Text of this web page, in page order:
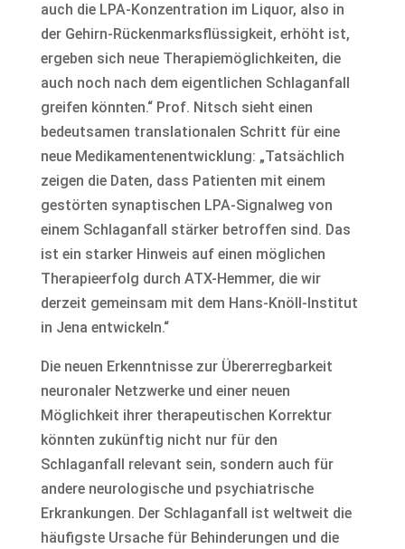
auch die LPA-Konzentration im Liquor, also in
der Gehirn-Rückenmarksflüssigkeit, erhöht ist,
ergeben sich neue Therapiemöglichkeiten, die
auch noch nach dem eigentlichen Schlaganfall
greifen könnten.“ Prof. Nitsch sieht einen
bedeutsamen translationalen Schritt für eine
neue Medikamentenentwicklung: „Tatsächlich
zeigen die Daten, dass Patienten mit einem
gestörten synaptischen LPA-Signalweg von
einem Schlaganfall stärker betroffen sind. Das
ist ein starker Hinweis auf einen möglichen
Therapieerfolg durch ATX-Hemmer, die wir
derzeit gemeinsam mit dem Hans-Knöll-Institut
in Jena entwickeln.“
Die neuen Erkenntnisse zur Übererregbarkeit
neuronaler Netzwerke und einer neuen
Möglichkeit ihrer therapeutischen Korrektur
könnten zukünftig nicht nur für den
Schlaganfall relevant sein, sondern auch für
andere neurologische und psychiatrische
Erkrankungen. Der Schlaganfall ist weltweit die
häufigste Ursache für Behinderungen und die